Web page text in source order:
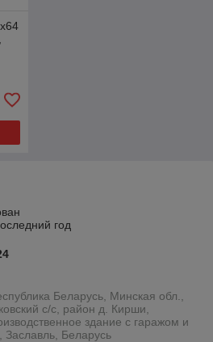
год
Беларусь, Минская обл.,
с/с, район д. Кирши,
здание с гаражом и
Заславль, Беларусь